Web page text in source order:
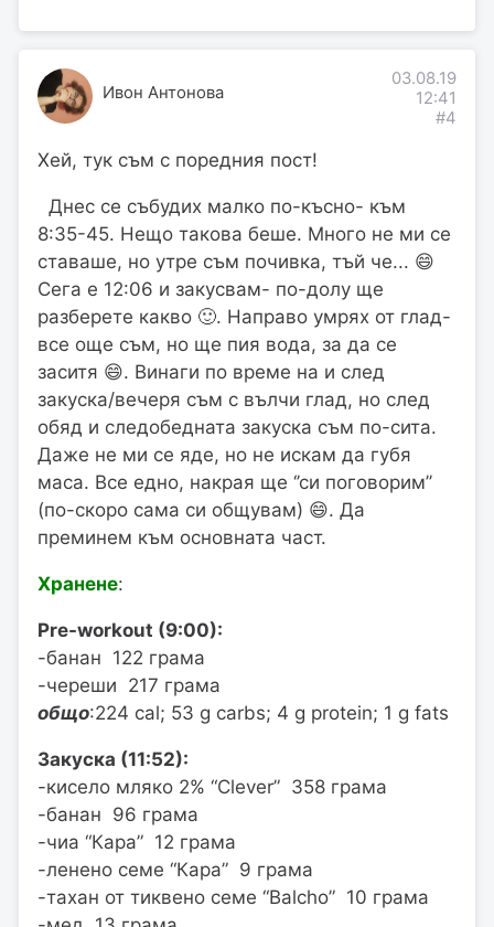
Ивон Антонова
03.08.19
12:41
#4
Хей, тук съм с поредния пост!
Днес се събудих малко по-късно- към
8:35-45. Нещо такова беше. Много не ми се
ставаше, но утре съм почивка, тъй че... 😄
Сега е 12:06 и закусвам- по-долу ще
разберете какво 🙂. Направо умрях от глад-
все още съм, но ще пия вода, за да се
заситя 😄. Винаги по време на и след
закуска/вечеря съм с вълчи глад, но след
обяд и следобедната закуска съм по-сита.
Даже не ми се яде, но не искам да губя
маса. Все едно, накрая ще ‘’си поговорим’’
(по-скоро сама си общувам) 😄. Да
преминем към основната част.
Хранене:
Pre-workout (9:00):
-банан 122 грама
-череши 217 грама
общо:224 cal; 53 g carbs; 4 g protein; 1 g fats
Закуска (11:52):
-кисело мляко 2% “Clever” 358 грама
-банан 96 грама
-чиа “Кара” 12 грама
-ленено семе “Кара” 9 грама
-тахан от тиквено семе “Balcho” 10 грама